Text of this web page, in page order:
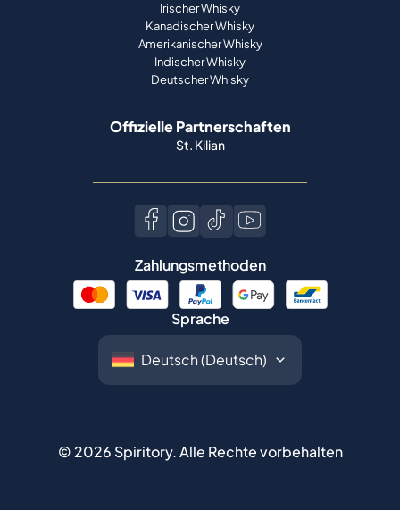
Irischer Whisky
Kanadischer Whisky
Amerikanischer Whisky
Indischer Whisky
Deutscher Whisky
Offizielle Partnerschaften
St. Kilian
Zahlungsmethoden
Sprache
© 2026 Spiritory.Alle Rechte vorbehalten